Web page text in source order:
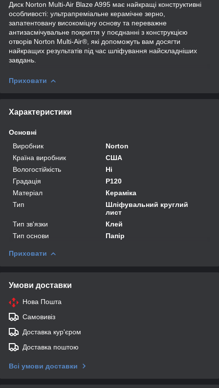
Диск Norton Multi-Air Blaze A995 має найкращі конструктивні
особливості: ультрапреміальне керамічне зерно,
запатентовану високоміцну основу та переважне
антизасмічувальне покриття у поєднанні з конструкцією
отворів Norton Multi-Air®, які допоможуть вам досягти
найкращих результатів під час шліфування найскладніших
завдань.
Приховати
Характеристики
Основні
Виробник
Norton
Країна виробник
США
Вологостійкість
Ні
Градація
P120
Матеріал
Кераміка
Тип
Шліфувальний круглий
лист
Тип зв'язки
Клей
Тип основи
Папір
Приховати
Умови доставки
Нова Пошта
Самовивіз
Доставка кур'єром
Доставка поштою
Всі умови доставки